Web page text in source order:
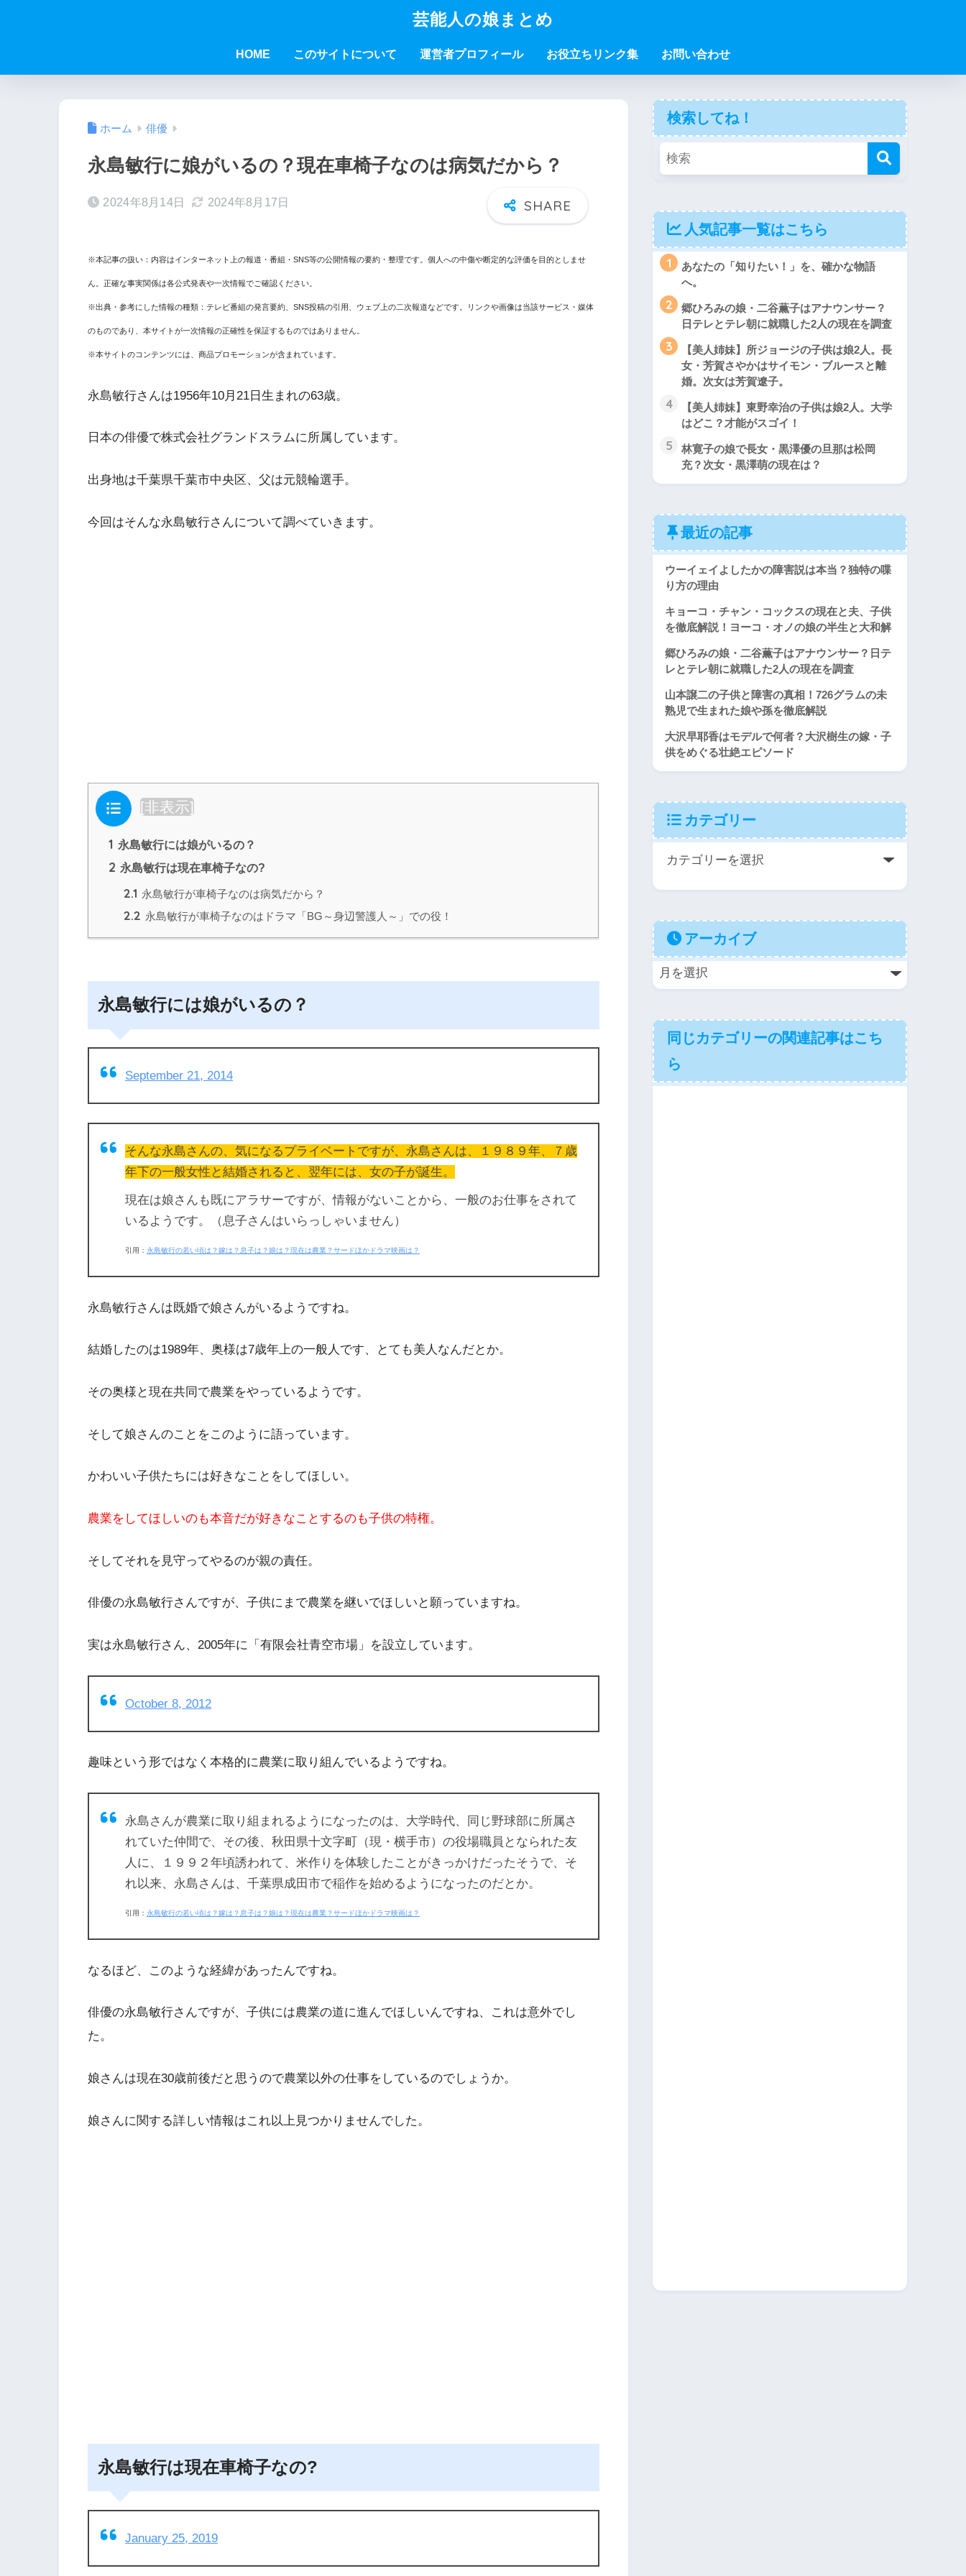
芸能人の娘まとめ
HOME このサイトについて 運営者プロフィール お役立ちリンク集 お問い合わせ
ホーム 俳優
永島敏行に娘がいるの？現在車椅子なのは病気だから？
2024年8月14日 2024年8月17日
※本記事の扱い：内容はインターネット上の報道・番組・SNS等の公開情報の要約・整理です。個人への中傷や断定的な評価を目的としませ
ん。正確な事実関係は各公式発表や一次情報でご確認ください。
※出典・参考にした情報の種類：テレビ番組の発言要約、SNS投稿の引用、ウェブ上の二次報道などです。リンクや画像は当該サービス・媒体
のものであり、本サイトが一次情報の正確性を保証するものではありません。
※本サイトのコンテンツには、商品プロモーションが含まれています。
永島敏行さんは1956年10月21日生まれの63歳。
日本の俳優で株式会社グランドスラムに所属しています。
出身地は千葉県千葉市中央区、父は元競輪選手。
今回はそんな永島敏行さんについて調べていきます。
目次 [非表示]
1 永島敏行には娘がいるの？
2 永島敏行は現在車椅子なの?
2.1 永島敏行が車椅子なのは病気だから？
2.2 永島敏行が車椅子なのはドラマ「BG～身辺警護人～」での役！
永島敏行には娘がいるの？
September 21, 2014
そんな永島さんの、気になるプライベートですが、永島さんは、１９８９年、７歳
年下の一般女性と結婚されると、翌年には、女の子が誕生。
現在は娘さんも既にアラサーですが、情報がないことから、一般のお仕事をされて
いるようです。（息子さんはいらっしゃいません）
引用： 永島敏行の若い頃は？嫁は？息子は？娘は？現在は農業？サードほかドラマ映画は？
永島敏行さんは既婚で娘さんがいるようですね。
結婚したのは1989年、奥様は7歳年上の一般人です、とても美人なんだとか。
その奥様と現在共同で農業をやっているようです。
そして娘さんのことをこのように語っています。
かわいい子供たちには好きなことをしてほしい。
農業をしてほしいのも本音だが好きなことするのも子供の特権。
そしてそれを見守ってやるのが親の責任。
俳優の永島敏行さんですが、子供にまで農業を継いでほしいと願っていますね。
実は永島敏行さん、2005年に「有限会社青空市場」を設立しています。
October 8, 2012
趣味という形ではなく本格的に農業に取り組んでいるようですね。
永島さんが農業に取り組まれるようになったのは、大学時代、同じ野球部に所属さ
れていた仲間で、その後、秋田県十文字町（現・横手市）の役場職員となられた友
人に、１９９２年頃誘われて、米作りを体験したことがきっかけだったそうで、そ
れ以来、永島さんは、千葉県成田市で稲作を始めるようになったのだとか。
引用： 永島敏行の若い頃は？嫁は？息子は？娘は？現在は農業？サードほかドラマ映画は？
なるほど、このような経緯があったんですね。
俳優の永島敏行さんですが、子供には農業の道に進んでほしいんですね、これは意外でし
た。
娘さんは現在30歳前後だと思うので農業以外の仕事をしているのでしょうか。
娘さんに関する詳しい情報はこれ以上見つかりませんでした。
永島敏行は現在車椅子なの?
January 25, 2019
検索してね！
人気記事一覧はこちら
1
あなたの「知りたい！」を、確かな物語
へ。
2
郷ひろみの娘・二谷薫子はアナウンサー？
日テレとテレ朝に就職した2人の現在を調査
3
【美人姉妹】所ジョージの子供は娘2人。長
女・芳賀さやかはサイモン・ブルースと離
婚。次女は芳賀遼子。
4
【美人姉妹】東野幸治の子供は娘2人。大学
はどこ？才能がスゴイ！
5
林寛子の娘で長女・黒澤優の旦那は松岡
充？次女・黒澤萌の現在は？
最近の記事
ウーイェイよしたかの障害説は本当？独特の喋
り方の理由
キョーコ・チャン・コックスの現在と夫、子供
を徹底解説！ヨーコ・オノの娘の半生と大和解
郷ひろみの娘・二谷薫子はアナウンサー？日テ
レとテレ朝に就職した2人の現在を調査
山本譲二の子供と障害の真相！726グラムの未
熟児で生まれた娘や孫を徹底解説
大沢早耶香はモデルで何者？大沢樹生の嫁・子
供をめぐる壮絶エピソード
カテゴリー
アーカイブ
同じカテゴリーの関連記事はこち
ら